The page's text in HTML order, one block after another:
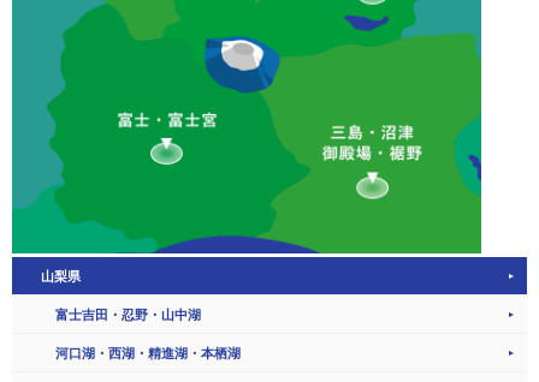
山梨県
富士吉田・忍野・山中湖
河口湖・西湖・精進湖・本栖湖